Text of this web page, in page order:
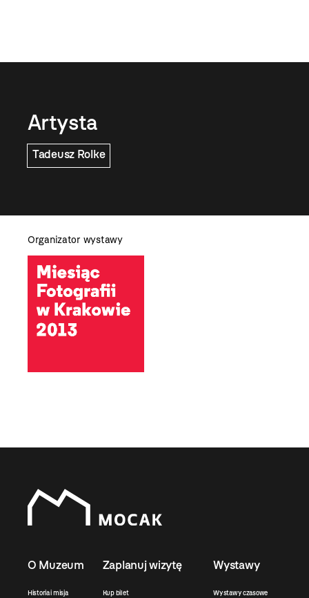
Artysta
Tadeusz Rolke
Organizator wystawy
O Muzeum
Historia i misja
Zaplanuj wizytę
Kup bilet
Wystawy
Wystawy czasowe